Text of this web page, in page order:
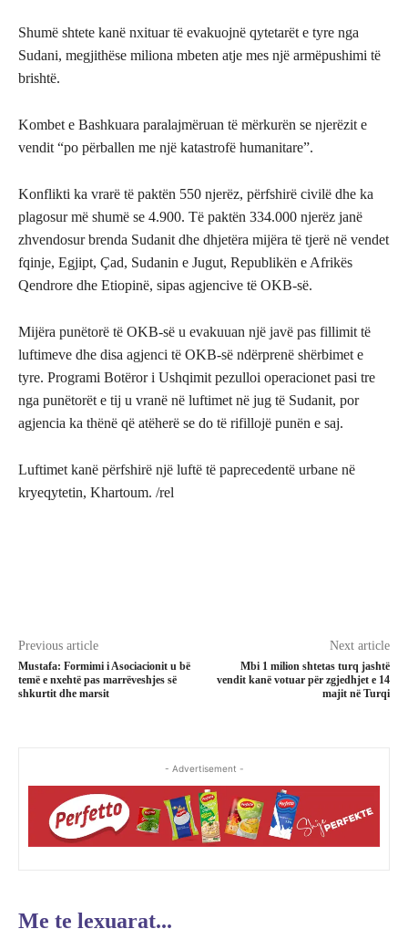
Shumë shtete kanë nxituar të evakuojnë qytetarët e tyre nga
Sudani, megjithëse miliona mbeten atje mes një armëpushimi të
brishtë.
Kombet e Bashkuara paralajmëruan të mërkurën se njerëzit e
vendit “po përballen me një katastrofë humanitare”.
Konflikti ka vrarë të paktën 550 njerëz, përfshirë civilë dhe ka
plagosur më shumë se 4.900. Të paktën 334.000 njerëz janë
zhvendosur brenda Sudanit dhe dhjetëra mijëra të tjerë në vendet
fqinje, Egjipt, Çad, Sudanin e Jugut, Republikën e Afrikës
Qendrore dhe Etiopinë, sipas agjencive të OKB-së.
Mijëra punëtorë të OKB-së u evakuuan një javë pas fillimit të
luftimeve dhe disa agjenci të OKB-së ndërprenë shërbimet e
tyre. Programi Botëror i Ushqimit pezulloi operacionet pasi tre
nga punëtorët e tij u vranë në luftimet në jug të Sudanit, por
agjencia ka thënë që atëherë se do të rifillojë punën e saj.
Luftimet kanë përfshirë një luftë të paprecedentë urbane në
kryeqytetin, Khartoum. /rel
Previous article
Mustafa: Formimi i Asociacionit u bë
temë e nxehtë pas marrëveshjes së
shkurtit dhe marsit
Next article
Mbi 1 milion shtetas turq jashtë
vendit kanë votuar për zgjedhjet e 14
majit në Turqi
- Advertisement -
Me te lexuarat...